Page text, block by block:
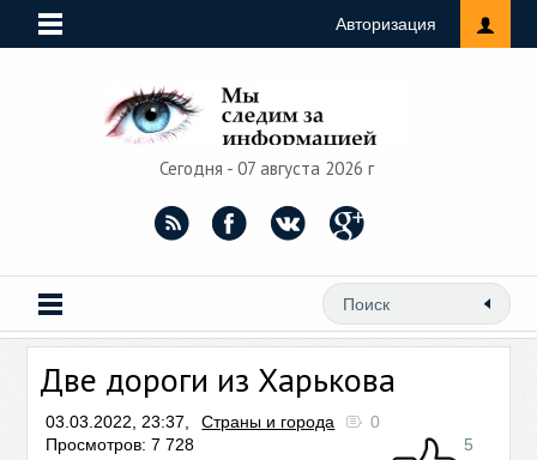
Авторизация
Сегодня - 07 августа 2026 г
Две дороги из Харькова
03.03.2022, 23:37, Страны и города
0
Просмотров: 7 728
5